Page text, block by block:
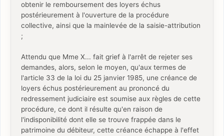
obtenir le remboursement des loyers échus
postérieurement à l'ouverture de la procédure
collective, ainsi que la mainlevée de la saisie-attribution
;
Attendu que Mme X... fait grief à l'arrêt de rejeter ses
demandes, alors, selon le moyen, qu'aux termes de
l'article 33 de la loi du 25 janvier 1985, une créance de
loyers échus postérieurement au prononcé du
redressement judiciaire est soumise aux règles de cette
procédure, ce dont il résulte qu'en raison de
l'indisponibilité dont elle se trouve frappée dans le
patrimoine du débiteur, cette créance échappe à l'effet